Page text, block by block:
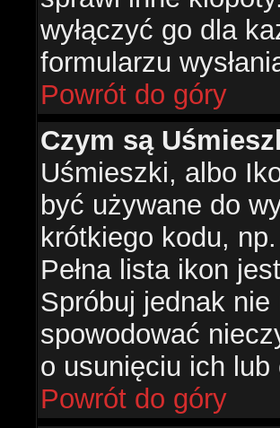
wyłączyć go dla
formularzu
Powrót do góry
Czym są
Uśmieszki, albo
być używane do
krótkiego kodu,
Pełna lista ikon
Spróbuj jednak
spowodować
o usunięciu ich lub
Powrót do góry